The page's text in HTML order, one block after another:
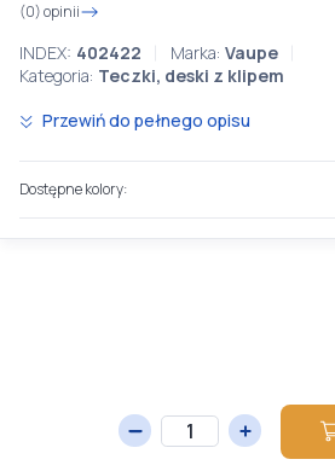
(0) opinii
INDEX: 402422 Marka: Vaupe
Kategoria: Teczki, deski z klipem
Przewiń do pełnego opisu
Dostępne kolory: